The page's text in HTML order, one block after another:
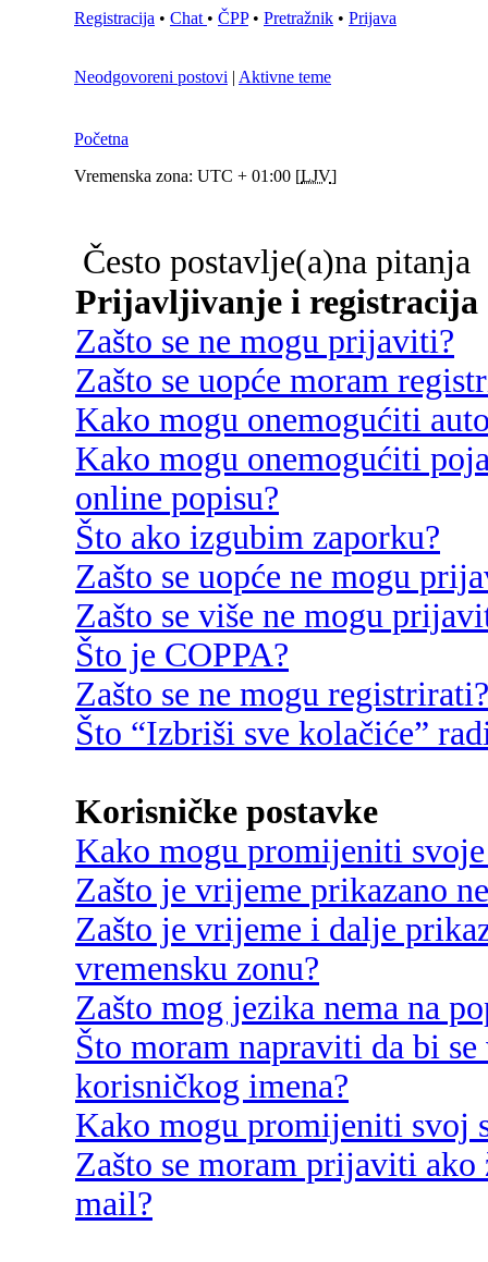
Registracija • Chat • ČPP• Pretražnik • Prijava
Neodgovoreni postovi | Aktivne teme
Početna
Vremenska zona: UTC + 01:00 [LJV]
Često postavlje(a)na pitanja
Prijavljivanje i registracija
Zašto se ne mogu prijaviti?
Zašto se uopće moram
Kako mogu onemogućiti
Kako mogu onemogućiti
online popisu?
Što ako izgubim zaporku?
Zašto se uopće ne mogu
Zašto se više ne mogu
Što je COPPA?
Zašto se ne mogu registrirati?
Što “Izbriši sve kolačiće”
Korisničke postavke
Kako mogu promijeniti svoje
Zašto je vrijeme prikazano
Zašto je vrijeme i dalje
vremensku zonu?
Zašto mog jezika nema na
Što moram napraviti da bi
korisničkog imena?
Kako mogu promijeniti svoj
Zašto se moram prijaviti
mail?